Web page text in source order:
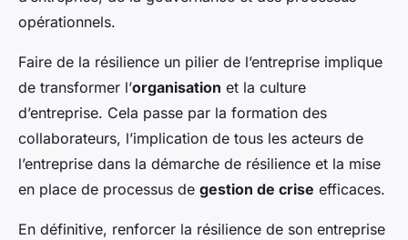
opérationnels.
Faire de la résilience un pilier de l’entreprise implique
de transformer l’organisation et la culture
d’entreprise. Cela passe par la formation des
collaborateurs, l’implication de tous les acteurs de
l’entreprise dans la démarche de résilience et la mise
en place de processus de gestion de crise efficaces.
En définitive, renforcer la résilience de son entreprise